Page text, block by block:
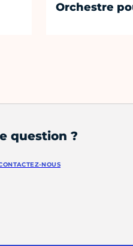
Orchestre
question ?
NOUS